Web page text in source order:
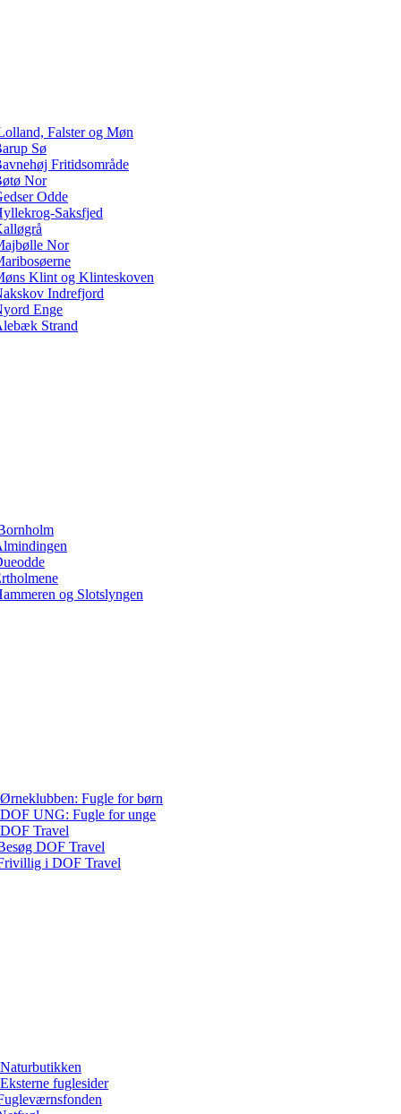
Falster og Møn
Sø
Fritidsområde
Nor
Odde
Saksfjed
Nor
Klint og Klinteskoven
Indrefjord
Enge
Strand
og Slotslyngen
Ørneklubben: Fugle for børn
DOF UNG: Fugle for unge
DOF Travel
DOF Travel
i DOF Travel
Naturbutikken
Eksterne fuglesider